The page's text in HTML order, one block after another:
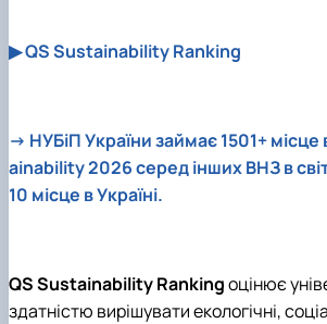
▶ QS Sustainability Ranking
→ НУБіП України займає 1501+
ainability 2026 серед інших ВНЗ в
10 місце в Україні.
QS Sustainability Rankingоцінює
здатністю вирішувати екологічні,